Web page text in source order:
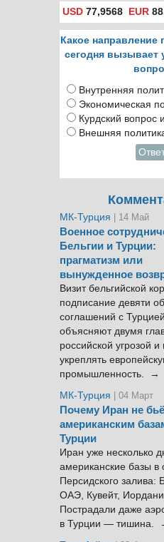
USD 77,9568 EUR
Какое направление
сегодня вызывает
Внутренняя
Экономическая
Курдский вопрос
Внешняя
МК-Турция | 14 Май
Военное
Бельгии и Турции:
прагматизм или
вынужденное
Визит бельгийской
подписание девяти
соглашений с
объясняют двумя
российской угрозой
укреплять
промышленность. →
МК-Турция
| 04 Март
Почему Иран не
американским
Турции
Иран уже несколько
американские базы в
Персидского залива:
ОАЭ, Кувейт,
Пострадали даже
в Турции — тишина.